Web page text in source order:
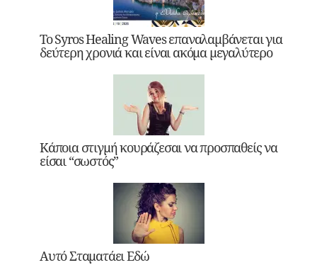
Το Syros Healing Waves επαναλαμβάνεται για
δεύτερη χρονιά και είναι ακόμα μεγαλύτερο
Κάποια στιγμή κουράζεσαι να προσπαθείς να
είσαι “σωστός”
Αυτό Σταματάει Εδώ